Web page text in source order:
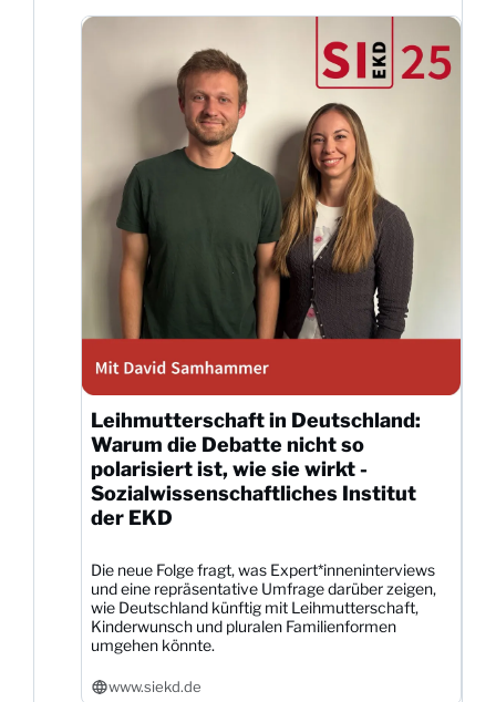
Leihmutterschaft in Deutschland:
Warum die Debatte nicht so
polarisiert ist, wie sie wirkt -
Sozialwissenschaftliches Institut
der EKD
Die neue Folge fragt, was Expert*inneninterviews
und eine repräsentative Umfrage darüber zeigen,
wie Deutschland künftig mit Leihmutterschaft,
Kinderwunsch und pluralen Familienformen
umgehen könnte.
www.siekd.de